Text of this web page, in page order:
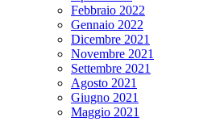
Febbraio 2022
Gennaio 2022
Dicembre 2021
Novembre 2021
Settembre 2021
Agosto 2021
Giugno 2021
Maggio 2021